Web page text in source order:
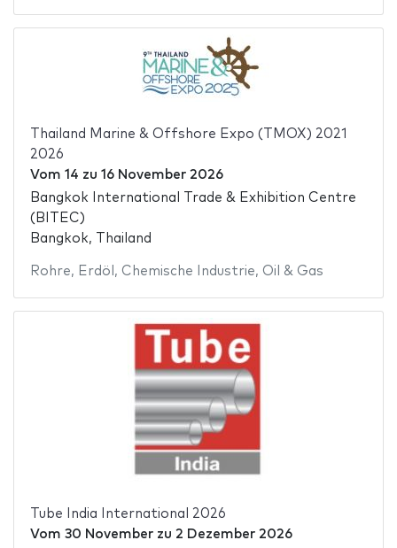
Thailand Marine & Offshore Expo (TMOX) 2021
2026
Vom 14 zu 16 November 2026
Bangkok International Trade & Exhibition Centre
(BITEC)
Bangkok, Thailand
Rohre, Erdöl , Chemische Industrie, Oil & Gas
Tube India International 2026
Vom 30 Novemberzu 2 Dezember 2026